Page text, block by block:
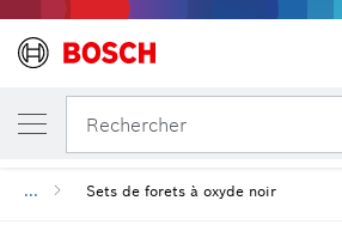
Rechercher
... Sets de forets à oxyde noir
VOTRE VARIANTE SÉLECTIONNÉE
Sets de forets à oxyde noir